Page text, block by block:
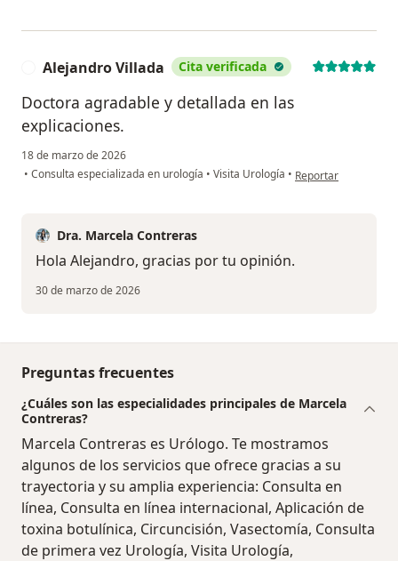
Alejandro Villada Cita verificada
Doctora agradable y detallada en las
explicaciones.
18 de marzo de 2026
• Consulta especializada en urología • Visita Urología • en opinión del
Reportar
Dra. Marcela Contreras
Hola Alejandro, gracias por tu opinión.
30 de marzo de 2026
Preguntas frecuentes
¿Cuáles son las especialidades principales de Marcela
Contreras?
Marcela Contreras es Urólogo. Te mostramos
algunos de los servicios que ofrece gracias a su
trayectoria y su amplia experiencia: Consulta en
línea, Consulta en línea internacional, Aplicación de
toxina botulínica, Circuncisión, Vasectomía, Consulta
de primera vez Urología, Visita Urología,